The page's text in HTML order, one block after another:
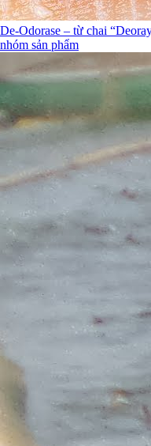
De-Odorase – từ chai
nhóm sản phẩm